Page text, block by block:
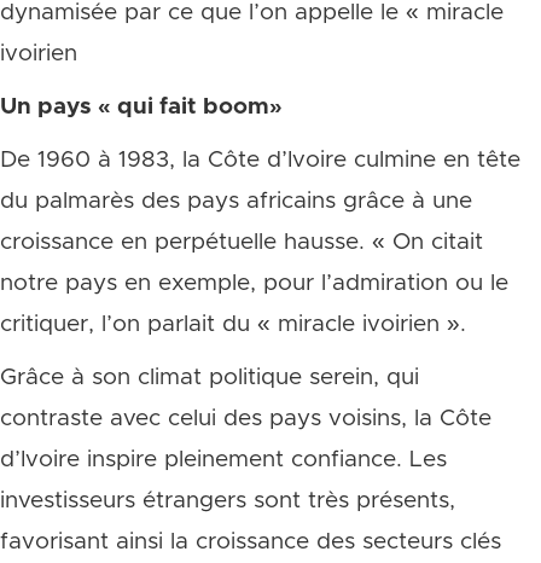
dynamisée par ce que l’on appelle le « miracle
ivoirien
Un pays « qui fait boom»
De 1960 à 1983, la Côte d’Ivoire culmine en tête
du palmarès des pays africains grâce à une
croissance en perpétuelle hausse. « On citait
notre pays en exemple, pour l’admiration ou le
critiquer, l’on parlait du « miracle ivoirien ».
Grâce à son climat politique serein, qui
contraste avec celui des pays voisins, la Côte
d’Ivoire inspire pleinement confiance. Les
investisseurs étrangers sont très présents,
favorisant ainsi la croissance des secteurs clés